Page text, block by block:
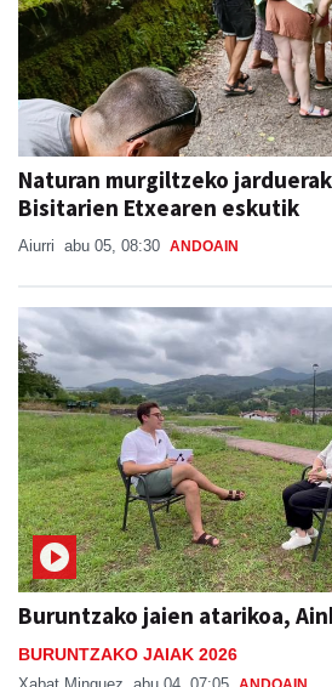
Naturan murgiltzeko
Bisitarien Etxearen eskutik
Aiurri abu 05, 08:30 ANDOAIN
Buruntzako jaien atarikoa,
BURUNTZAKO JAIAK 2026